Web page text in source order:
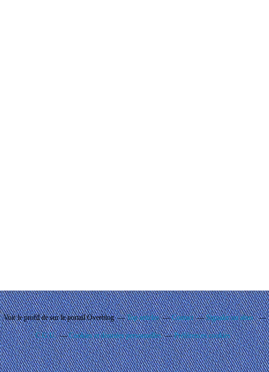
Voir le profil desur le portail Overblog Top articles Contact Signaler un abus
C.G.U. Cookies et données personnelles Préférences cookies